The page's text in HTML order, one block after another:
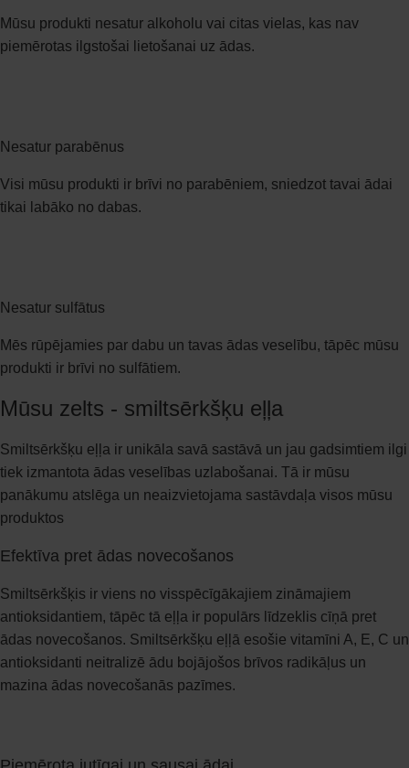
Mūsu produkti nesatur alkoholu vai citas vielas, kas nav
piemērotas ilgstošai lietošanai uz ādas.​
Nesatur parabēnus​
Visi mūsu produkti ir brīvi no parabēniem, sniedzot tavai ādai
tikai labāko no dabas.​
Nesatur sulfātus​
Mēs rūpējamies par dabu un tavas ādas veselību, tāpēc mūsu
produkti ir brīvi no sulfātiem.​
Mūsu zelts - smiltsērkšķu eļļa​
Smiltsērkšķu eļļa ir unikāla savā sastāvā un jau gadsimtiem ilgi
tiek izmantota ādas veselības uzlabošanai. Tā ir mūsu
panākumu atslēga un neaizvietojama sastāvdaļa visos mūsu
produktos
Efektīva pret ādas novecošanos
Smiltsērkšķis ir viens no visspēcīgākajiem zināmajiem
antioksidantiem, tāpēc tā eļļa ir populārs līdzeklis cīņā pret
ādas novecošanos. Smiltsērkšķu eļļā esošie vitamīni A, E, C un
antioksidanti neitralizē ādu bojājošos brīvos radikāļus un
mazina ādas novecošanās pazīmes.